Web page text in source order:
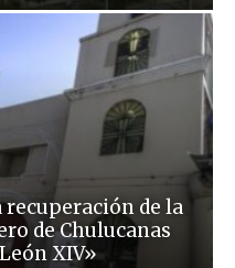
de la
de Chulucanas
XIV»